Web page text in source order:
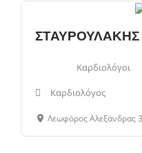
ΣΤΑΥΡΟΥΛΑΚΗΣ
Καρδιολόγοι
Καρδιολόγος
Λεωφόρος Αλεξάνδρας 31Α, Γκύζη - Πεδίο Άρεως,